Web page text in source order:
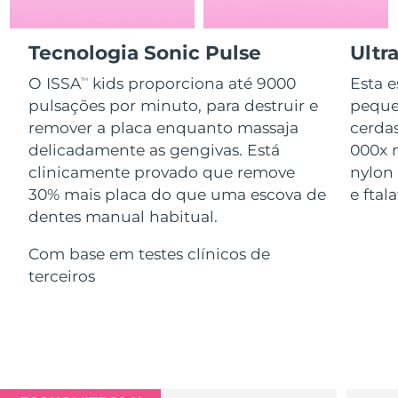
Tecnologia Sonic Pulse
O ISSATM
kids proporciona até 9000
pulsações por minuto, para destruir e
remover a placa enquanto massaja
delicadamente as gengivas. Está
clinicamente provado que remove
30% mais placa do que uma escova de
dentes manual habitual.
Com base em testes clínicos de
terceiros
Esta
000x
nylon
e
For healthy hair
Cosméticos Homens
Comprar todos
SOBRE
Itália Entrega prevista 8/10/26
Japão Entrega prevista 8/13/26
Jersey
Cazaquistão
Kuwait Entrega prevista